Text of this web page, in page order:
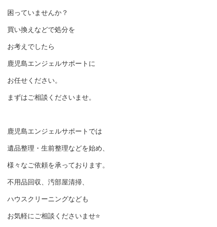
困っていませんか？
買い換えなどで処分を
お考えでしたら
鹿児島エンジェルサポートに
お任せください。
まずはご相談くださいませ。
鹿児島エンジェルサポートでは
遺品整理・生前整理などを始め、
様々なご依頼を承っております。
不用品回収、汚部屋清掃、
ハウスクリーニングなども
お気軽にご相談くださいませ⭐